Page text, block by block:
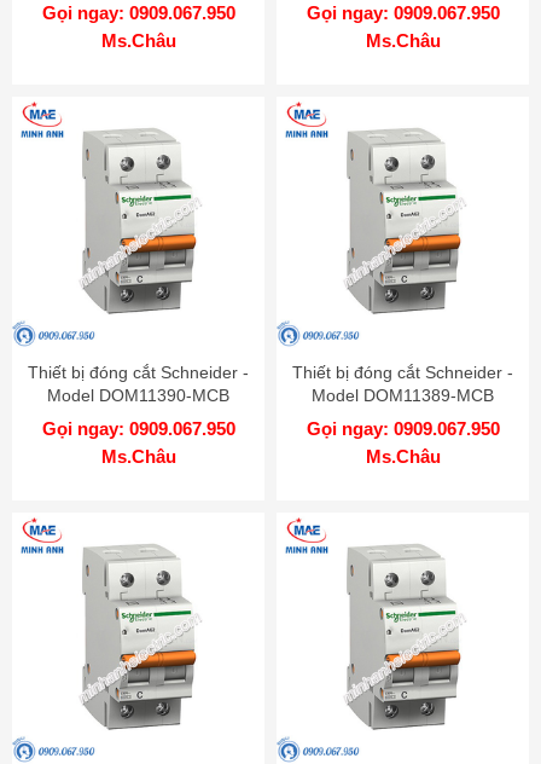
Gọi ngay: 0909.067.950
Ms.Châu
Gọi ngay: 0909.067.950
Ms.Châu
Thiết bị đóng cắt Schneider -
Model DOM11390-MCB
Gọi ngay: 0909.067.950
Ms.Châu
Thiết bị đóng cắt Schneider -
Model DOM11389-MCB
Gọi ngay: 0909.067.950
Ms.Châu